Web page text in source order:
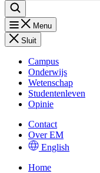
Menu
Sluit
Campus
Onderwijs
Wetenschap
Studentenleven
Opinie
Contact
Over EM
English
Home